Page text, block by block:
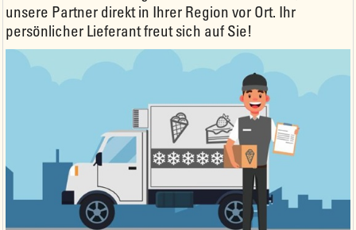
unsere Partner direkt in Ihrer Region vor Ort. Ihr
persönlicher Lieferant freut sich auf Sie!